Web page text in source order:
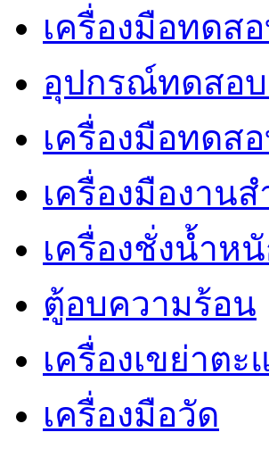
เครื่องมือทดส
อุปกรณ์ทดสอ
เครื่องมือทดส
เครื่องมืองานส
เครื่องชั่งน้ำห
ตู้อบความร้อน
เครื่องเขย่าต
เครื่องมือวัด